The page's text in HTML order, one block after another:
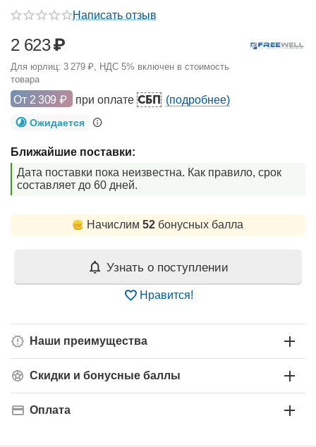
Написать отзыв
2 623₽
Для юрлиц: 3 279 ₽, НДС 5% включен в стоимость
товара
От 2 309 ₽ при оплате СБП (подробнее)
Ожидается
Ближайшие поставки:
Дата поставки пока неизвестна. Как правило, срок
составляет до 60 дней.
Начислим 52 бонусных балла
Узнать о поступлении
Нравится!
Наши преимущества
Скидки и бонусные баллы
Оплата